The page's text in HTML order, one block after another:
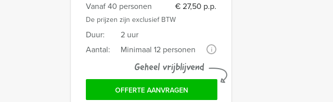
Vanaf 40 personen
€ 27,50 p.p.
De prijzen zijn exclusief BTW
Duur:
2 uur
Aantal:
Minimaal 12 personen i
Geheel vrijblijvend
OFFERTE AANVRAGEN